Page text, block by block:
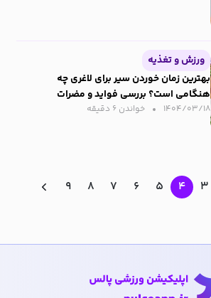
ورزش و تغذیه
بهترین زمان خوردن سیر برای لاغری چه
هنگامی است؟ بررسی فواید و مضرات
۱۴۰۴/۰۳/۱۸ خواندن ۶ دقیقه‌
۳ ۴ ۵ ۶ ۷ ۸ ۹